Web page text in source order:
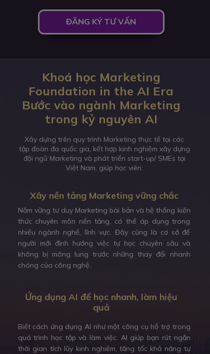
ĐĂNG KÝ TƯ VẤN
Ứng dụng AI để học nhanh, làm hiệu
quả
Biết cách ứng dụng AI như một công cụ hỗ trợ trong
quá trình học tập và làm việc. AI giúp bạn rút ngắn
thời gian tích lũy kinh nghiệm, tăng tốc khả năng tự
Xây nền tảng Marketing vững chắc
Nắm vững tư duy Marketing bài bản và hệ thống kiến
thức chuyên môn nền tảng, có thể áp dụng trong
nhiều ngành nghề, lĩnh vực. Đây cũng là cơ sở để
người mới định hướng việc tự học chuyên sâu và
không bị mông lung trước những thay đổi nhanh
chóng của công nghệ.
Khoá học Marketing
Foundation in the AI Era
Bước vào ngành Marketing
trong kỷ nguyên AI
Xây dựng trên quy trình Marketing thực tế tại các
tập đoàn đa quốc gia, kết hợp kinh nghiệm xây dựng
đội ngũ Marketing và phát triển start-up/ SMEs tại
Việt Nam, giúp học viên: